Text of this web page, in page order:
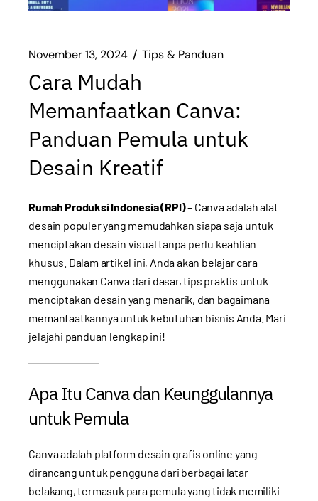
November 13, 2024 Tips & Panduan
Cara Mudah
Memanfaatkan Canva:
Panduan Pemula untuk
Desain Kreatif
Rumah Produksi Indonesia (RPI)– Canva adalah alat
desain populer yang memudahkan siapa saja untuk
menciptakan desain visual tanpa perlu keahlian
khusus. Dalam artikel ini, Anda akan belajar cara
menggunakan Canva dari dasar, tips praktis untuk
menciptakan desain yang menarik, dan bagaimana
memanfaatkannya untuk kebutuhan bisnis Anda. Mari
jelajahi panduan lengkap ini!
Apa Itu Canva dan Keunggulannya
untuk Pemula
Canva adalah platform desain grafis online yang
dirancang untuk pengguna dari berbagai latar
belakang, termasuk para pemula yang tidak memiliki